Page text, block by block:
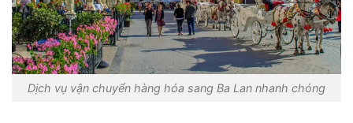
Dịch vụ vận chuyển hàng hóa sang Ba Lan nhanh chóng